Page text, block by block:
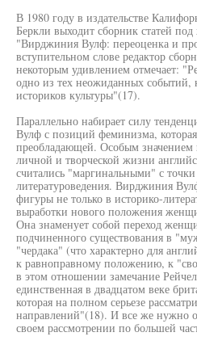
В 1980 году в издательстве
Беркли выходит сборник статей
"Вирджиния Вулф: переоценка и
вступительном слове редактор
некоторым удивлением отмечает:
одно из тех неожиданных событий,
историков культуры"(17).
Параллельно набирает силу
Вулф с позиций феминизма,
преобладающей. Особым значением
личной и творческой жизни
считались "маргинальными" с точки
литературоведения. Вирджиния
фигуры не только в историко-
выработки нового положения
Она знаменует собой переход
подчиненного существования в
"чердака" (что характерно для
к равноправному положению, к
в этом отношении замечание
единственная в двадцатом веке
которая на полном серьезе
направлений"(18). И все же нужно
своем рассмотрении по большей